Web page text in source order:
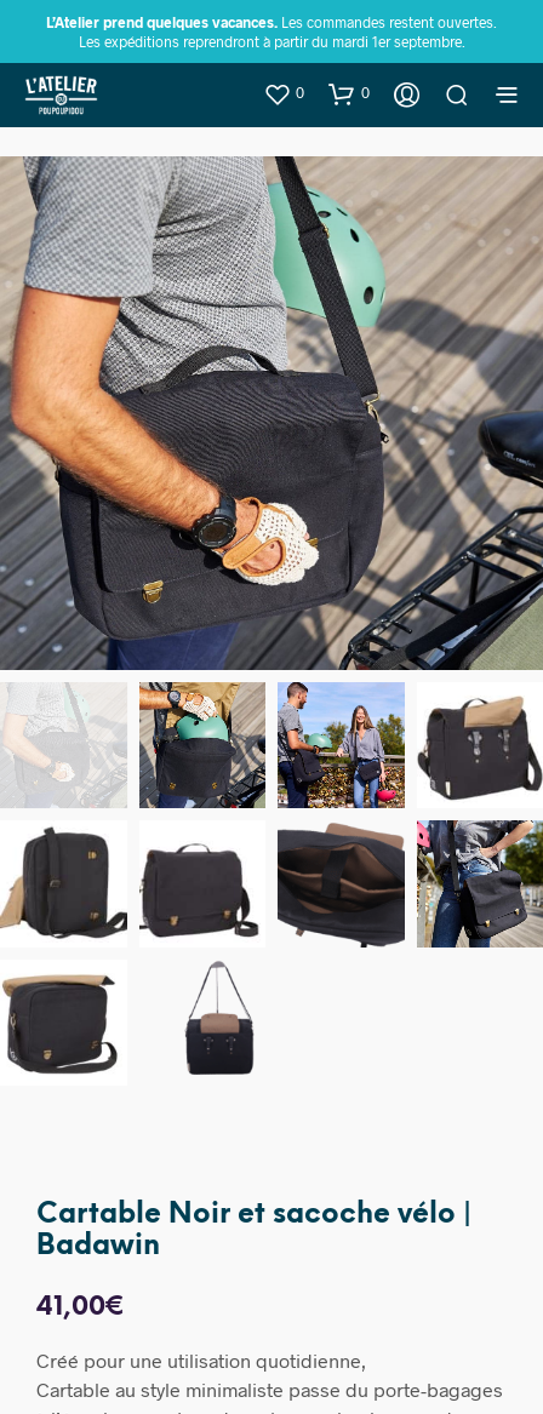
L’Atelier prend quelques vacances. Les commandes restent ouvertes.
Les expéditions reprendront à partir du mardi 1er septembre.
0 0
Cartable Noir et sacoche vélo |
Badawin
41,00€
Créé pour une utilisation quotidienne,
Cartable au style minimaliste passe du porte-bagages